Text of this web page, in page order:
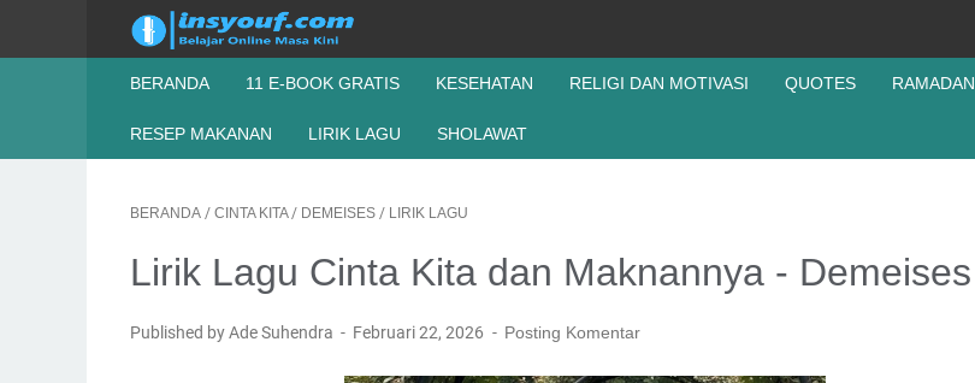
BERANDA 11 E-BOOK GRATIS KESEHATAN RELIGI DAN MOTIVASI QUOTES RAMADAN
RESEP MAKANAN LIRIK LAGU SHOLAWAT
BERANDA / CINTA KITA / DEMEISES / LIRIK LAGU
Lirik Lagu Cinta Kita dan Maknannya - Demeises
Published by Ade Suhendra Februari 22, 2026 Posting Komentar